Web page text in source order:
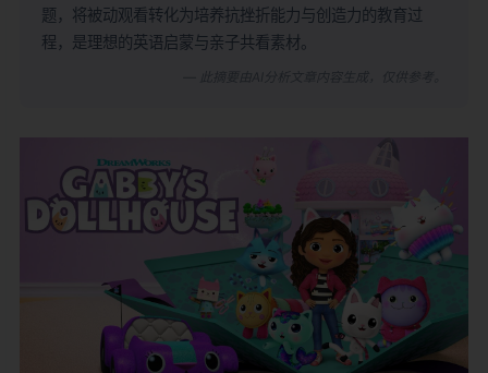
题，将被动观看转化为培养抗挫折能力与创造力的教育过
程，是理想的英语启蒙与亲子共看素材。